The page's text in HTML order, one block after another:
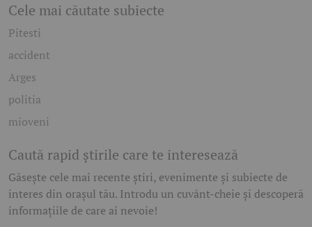
Cele mai căutate subiecte
Pitesti
accident
Arges
politia
mioveni
Caută rapid știrile care te interesează
Găsește cele mai recente știri, evenimente și subiecte de
interes din orașul tău. Introdu un cuvânt-cheie și descoperă
informațiile de care ai nevoie!